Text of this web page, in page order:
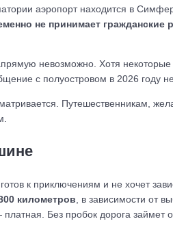
аэропорт находится в
не принимает гражданские
невозможно. Хотя некоторые
с полуостровом в 2026 году
Путешественникам,
к приключениям и не хочет
километров , в зависимости от
Без пробок дорога займет